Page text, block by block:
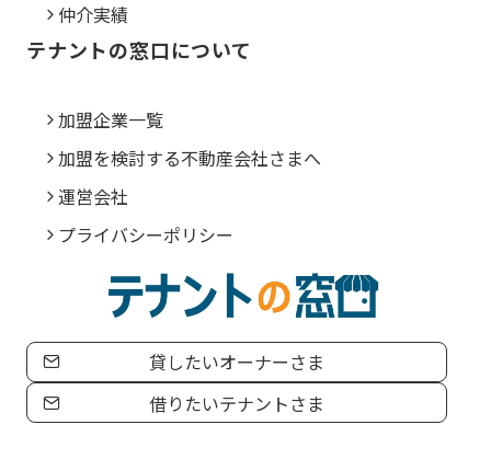
仲介実績
テナントの窓口について
加盟企業一覧
加盟を検討する不動産会社さまへ
運営会社
プライバシーポリシー
貸したいオーナーさま
借りたいテナントさま